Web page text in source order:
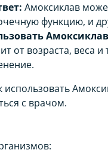
Амоксиклав
функцию, и
от возраста,
с врачом.